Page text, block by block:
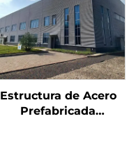
Estructura de Acero
Prefabricada